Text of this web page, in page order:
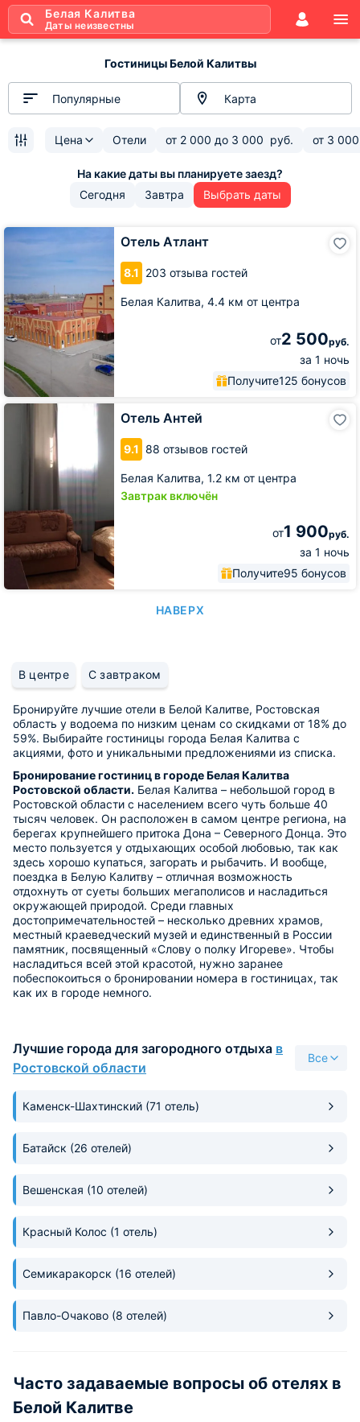
Белая Калитва
Даты неизвестны
Гостиницы Белой Калитвы
Популярные Карта
Цена Отели от 2 000 до 3 000 руб. от 3 000
Сегодня Завтра Выбрать даты
Отель Атлант
8.1 203 отзыва гостей
Белая Калитва, 4.4 км от центра
от2 500руб.
за 1 ночь
Получите125 бонусов
Отель
Отель Антей
9.1 88 отзывов гостей
Белая Калитва, 1.2 км от центра
Завтрак включён
от1 900руб.
за 1 ночь
Получите95 бонусов
Отель
НАВЕРХ
В центре С завтраком
Бронируйте лучшие отели в Белой Калитве, Ростовская
область у водоема по низким ценам со скидками от 18% до
59%. Выбирайте гостиницы города Белая Калитва с
акциями, фото и уникальными предложениями из списка.
Бронирование гостиниц в городе Белая Калитва
Ростовской области. Белая Калитва – небольшой город в
Ростовской области с населением всего чуть больше 40
тысяч человек. Он расположен в самом центре региона, на
берегах крупнейшего притока Дона – Северного Донца. Это
место пользуется у отдыхающих особой любовью, так как
здесь хорошо купаться, загорать и рыбачить. И вообще,
поездка в Белую Калитву – отличная возможность
отдохнуть от суеты больших мегаполисов и насладиться
окружающей природой. Среди главных
достопримечательностей – несколько древних храмов,
местный краеведческий музей и единственный в России
памятник, посвященный «Слову о полку Игореве». Чтобы
насладиться всей этой красотой, нужно заранее
побеспокоиться о бронировании номера в гостиницах, так
как их в городе немного.
Лучшие города для загородного отдыха в
Ростовской области
Все
Каменск-Шахтинский (71 отель)
Батайск (26 отелей)
Вешенская (10 отелей)
Красный Колос (1 отель)
Семикаракорск (16 отелей)
Павло-Очаково (8 отелей)
Часто задаваемые вопросы об отелях в
Белой Калитве